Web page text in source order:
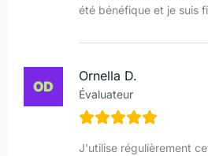
été bénéfique et je suis
Ornella D.
Évaluateur
J'utilise régulièrement